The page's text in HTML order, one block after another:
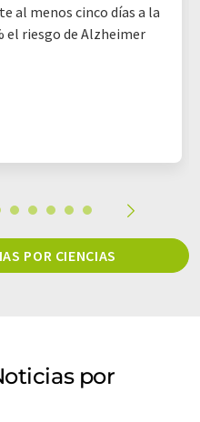
al menos cinco días a la
el riesgo de Alzheimer
POR CIENCIAS
por